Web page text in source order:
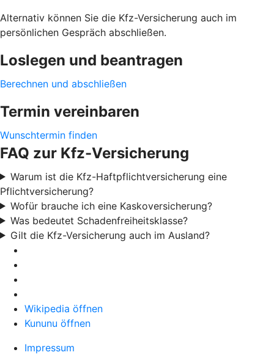
Alternativ können Sie die Kfz-Versicherung auch im
persönlichen Gespräch abschließen.
Loslegen und beantragen
Berechnen und abschließen
Termin vereinbaren
Wunschtermin finden
FAQ zur Kfz-Versicherung
Warum ist die Kfz-Haftpflichtversicherung eine
Pflichtversicherung?
Wofür brauche ich eine Kaskoversicherung?
Was bedeutet Schadenfreiheitsklasse?
Gilt die Kfz-Versicherung auch im Ausland?
Wikipedia öffnen
Kununu öffnen
Impressum